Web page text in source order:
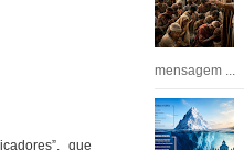
que
mensagem ...